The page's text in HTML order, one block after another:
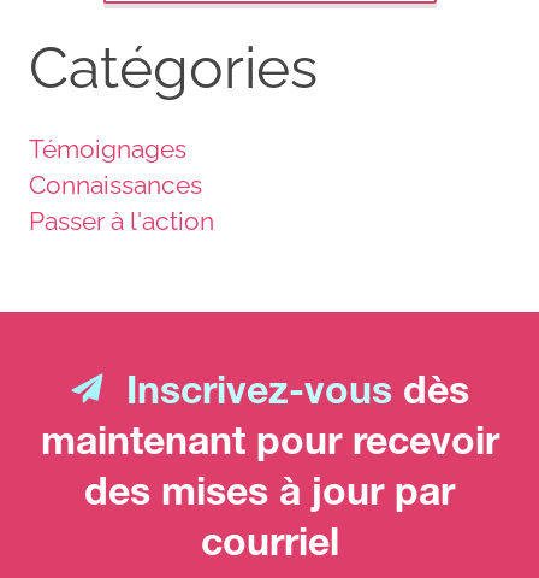
Catégories
Témoignages
Connaissances
Passer à l'action
Inscrivez-vous dès
maintenant pour recevoir
des mises à jour par
courriel